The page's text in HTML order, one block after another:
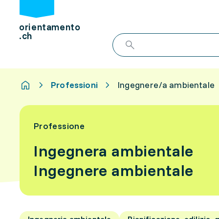
orientamento
.ch
Professioni Ingegnere/a ambientale
Professione
Ingegnera ambientale
Ingegnere ambientale